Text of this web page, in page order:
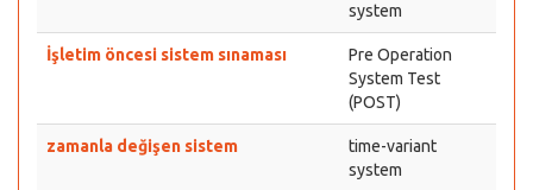
system
İşletim öncesi sistem sınaması
Pre Operation
System Test
(POST)
zamanla değişen sistem
time-variant
system